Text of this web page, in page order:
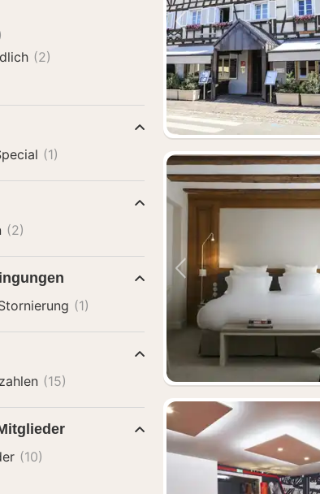
Vorheriges Bild
Vorheriges Bild
(2)
(1)
(2)
(1)
(15)
(10)